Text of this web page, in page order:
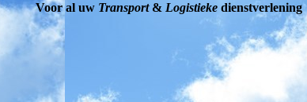
Voor al uw Transport& Logistiekedienstverlening